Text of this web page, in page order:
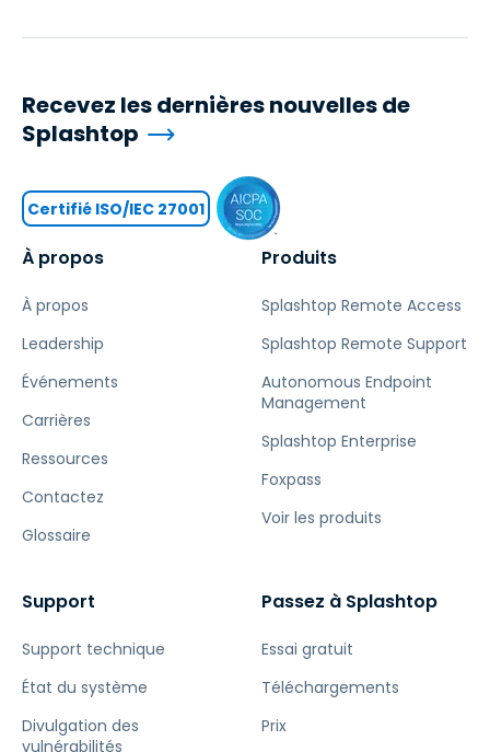
À propos
À propos
Leadership
Événements
Carrières
Ressources
Contactez
Glossaire
Produits
Splashtop Remote Access
Splashtop Remote Support
Autonomous Endpoint
Management
Splashtop Enterprise
Foxpass
Voir les produits
Support
Support technique
État du système
Divulgation des
vulnérabilités
Passez à Splashtop
Essai gratuit
Téléchargements
Prix
Recevez les dernières nouvelles de
Splashtop
Certifié ISO/IEC 27001